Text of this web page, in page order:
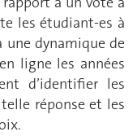
les étudiant-es à
une dynamique de
ligne les années
d’identifier les
réponse et les